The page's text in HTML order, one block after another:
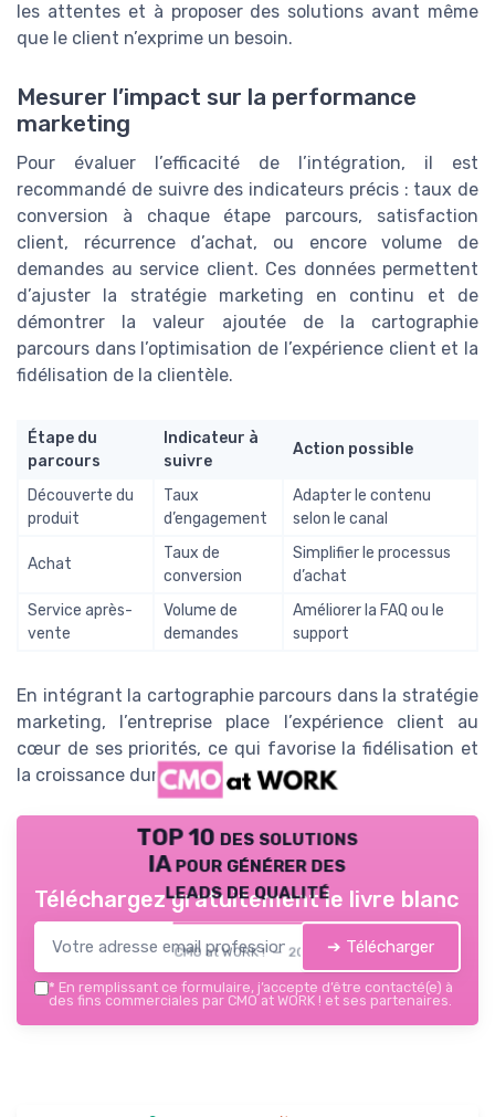
les attentes et à proposer des solutions avant même
que le client n’exprime un besoin.
Mesurer l’impact sur la performance
marketing
Pour évaluer l’efficacité de l’intégration, il est
recommandé de suivre des indicateurs précis : taux de
conversion à chaque étape parcours, satisfaction
client, récurrence d’achat, ou encore volume de
demandes au service client. Ces données permettent
d’ajuster la stratégie marketing en continu et de
démontrer la valeur ajoutée de la cartographie
parcours dans l’optimisation de l’expérience client et la
fidélisation de la clientèle.
Étape du
parcours
Indicateur à
suivre
Action possible
Découverte du
produit
Taux
d’engagement
Adapter le contenu
selon le canal
Achat
Taux de
conversion
Simplifier le processus
d’achat
Service après-
vente
Volume de
demandes
Améliorer la FAQ ou le
support
En intégrant la cartographie parcours dans la stratégie
marketing, l’entreprise place l’expérience client au
cœur de ses priorités, ce qui favorise la fidélisation et
la croissance durable.
TOP 10 des solutions
IA pour générer des
leads de qualité
CMO at WORK ! — 2026
Téléchargez gratuitement le livre blanc
➔ Télécharger
* En remplissant ce formulaire, j’accepte d’être contacté(e) à
des fins commerciales par CMO at WORK ! et ses partenaires.